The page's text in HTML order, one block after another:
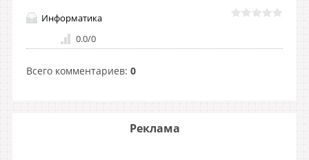
Информатика
0.0/0
Всего комментариев: 0
Реклама